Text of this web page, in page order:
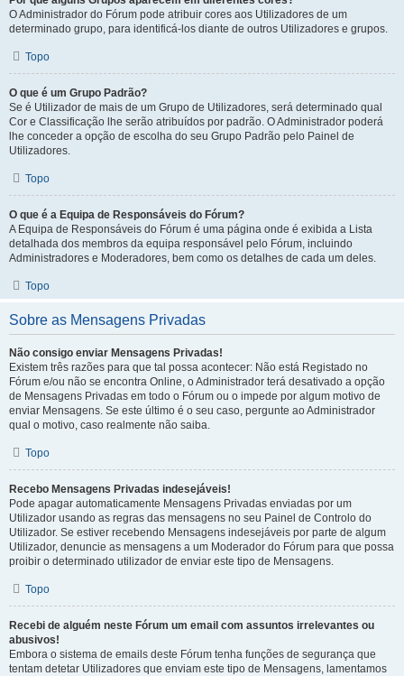
O Administrador do Fórum pode atribuir cores aos Utilizadores de um
determinado grupo, para identificá-los diante de outros Utilizadores e grupos.
Topo
O que é um Grupo Padrão?
Se é Utilizador de mais de um Grupo de Utilizadores, será determinado qual
Cor e Classificação lhe serão atribuídos por padrão. O Administrador poderá
lhe conceder a opção de escolha do seu Grupo Padrão pelo Painel de
Utilizadores.
Topo
O que é a Equipa de Responsáveis do Fórum?
A Equipa de Responsáveis do Fórum é uma página onde é exibida a Lista
detalhada dos membros da equipa responsável pelo Fórum, incluindo
Administradores e Moderadores, bem como os detalhes de cada um deles.
Topo
Sobre as Mensagens Privadas
Não consigo enviar Mensagens Privadas!
Existem três razões para que tal possa acontecer: Não está Registado no
Fórum e/ou não se encontra Online, o Administrador terá desativado a opção
de Mensagens Privadas em todo o Fórum ou o impede por algum motivo de
enviar Mensagens. Se este último é o seu caso, pergunte ao Administrador
qual o motivo, caso realmente não saiba.
Topo
Recebo Mensagens Privadas indesejáveis!
Pode apagar automaticamente Mensagens Privadas enviadas por um
Utilizador usando as regras das mensagens no seu Painel de Controlo do
Utilizador. Se estiver recebendo Mensagens indesejáveis por parte de algum
Utilizador, denuncie as mensagens a um Moderador do Fórum para que possa
proibir o determinado utilizador de enviar este tipo de Mensagens.
Topo
Recebi de alguém neste Fórum um email com assuntos irrelevantes ou
abusivos!
Embora o sistema de emails deste Fórum tenha funções de segurança que
tentam detetar Utilizadores que enviam este tipo de Mensagens, lamentamos